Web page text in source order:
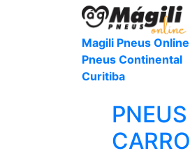
Magili Pneus Online
Pneus Continental
Curitiba
PNEUS
CARRO